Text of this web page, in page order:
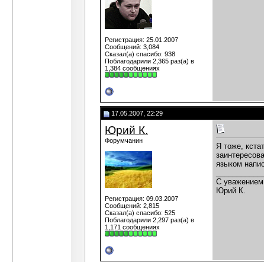
Регистрация: 25.01.2007
Сообщений: 3,084
Сказал(а) спасибо: 938
Поблагодарили 2,365 раз(а) в
1,384 сообщениях
17.05.2007, 22:29
Юрий К.
Форумчанин
Регистрация: 09.03.2007
Сообщений: 2,815
Сказал(а) спасибо: 525
Поблагодарили 2,297 раз(а) в
1,171 сообщениях
Я тоже,
языком
С
Юрий К.